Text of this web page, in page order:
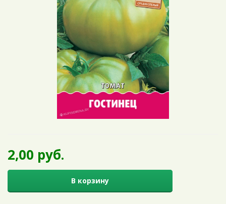
2,00 руб.
В корзину